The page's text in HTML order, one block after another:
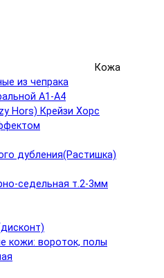
Кожа
из чепрака
А1-А4
Hors) Крейзи Хорс
дубления(Растишка)
седельная т.2-3мм
кожи: вороток, полы